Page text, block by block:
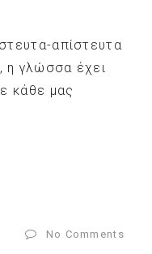
απίστευτα
η γλώσσα έχει
κάθε μας
No Comments